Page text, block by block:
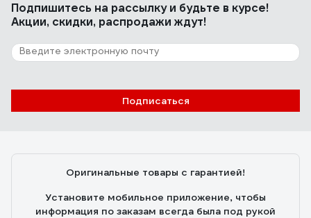
Подпишитесь на рассылкуи будьте в курсе!
Акции, скидки, распродажи ждут!
Подписаться
Оригинальные товары с гарантией!
Установите мобильное приложение, чтобы
информация по заказам всегда была под рукой